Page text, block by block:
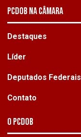
PCDOB NA CÂMARA
Destaques
Líder
Deputados Federais
Contato
O PCdoB